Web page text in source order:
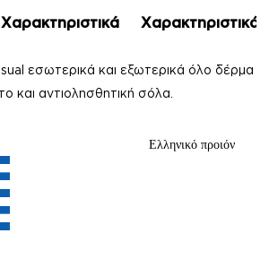
Χαρακτηριστικά Χαρακτηριστικά
εσωτερικά και εξωτερικά όλο δέρμα
και αντιολησθητική σόλα.
Ελληνικό προιόν